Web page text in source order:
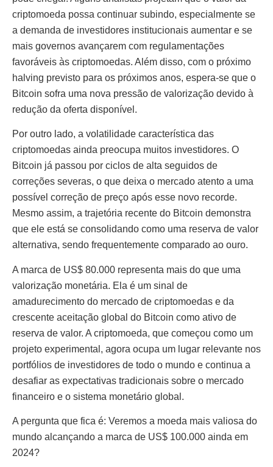
criptomoeda possa continuar subindo, especialmente se
a demanda de investidores institucionais aumentar e se
mais governos avançarem com regulamentações
favoráveis às criptomoedas. Além disso, com o próximo
halving previsto para os próximos anos, espera-se que o
Bitcoin sofra uma nova pressão de valorização devido à
redução da oferta disponível.
Por outro lado, a volatilidade característica das
criptomoedas ainda preocupa muitos investidores. O
Bitcoin já passou por ciclos de alta seguidos de
correções severas, o que deixa o mercado atento a uma
possível correção de preço após esse novo recorde.
Mesmo assim, a trajetória recente do Bitcoin demonstra
que ele está se consolidando como uma reserva de valor
alternativa, sendo frequentemente comparado ao ouro.
A marca de US$ 80.000 representa mais do que uma
valorização monetária. Ela é um sinal de
amadurecimento do mercado de criptomoedas e da
crescente aceitação global do Bitcoin como ativo de
reserva de valor. A criptomoeda, que começou como um
projeto experimental, agora ocupa um lugar relevante nos
portfólios de investidores de todo o mundo e continua a
desafiar as expectativas tradicionais sobre o mercado
financeiro e o sistema monetário global.
A pergunta que fica é: Veremos a moeda mais valiosa do
mundo alcançando a marca de US$ 100.000 ainda em
2024?